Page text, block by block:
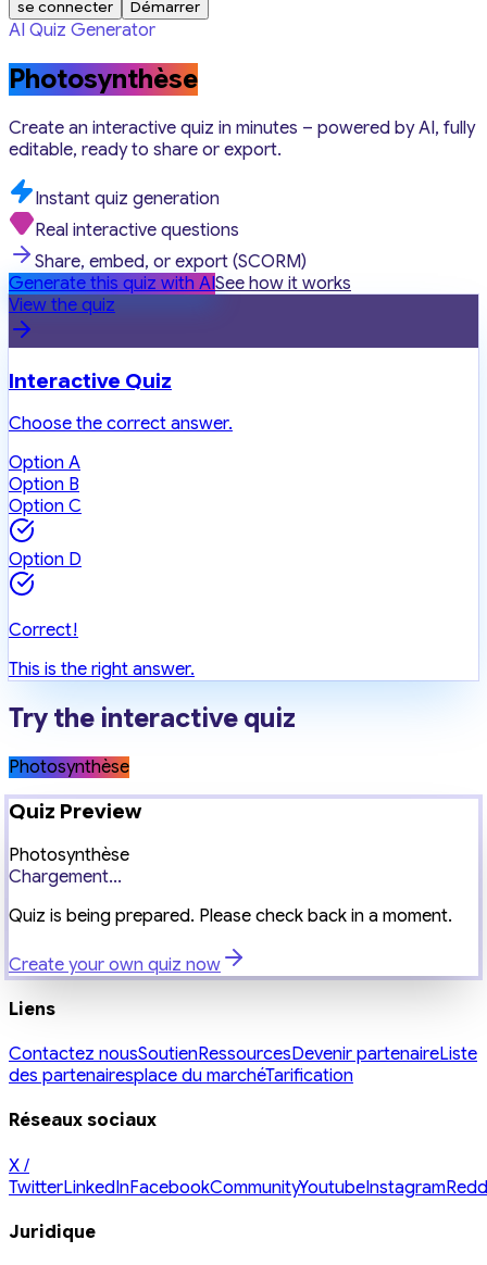
se connecter Démarrer
AI Quiz Generator
Photosynthèse
Create an interactive quiz in minutes – powered by AI, fully
editable, ready to share or export.
Instant quiz generation
Real interactive questions
Share, embed, or export (SCORM)
Generate this quiz with AISee how it works
View the quiz
Interactive Quiz
Choose the correct answer.
Option A
Option B
Option C
Option D
Correct!
This is the right answer.
Try the interactive quiz
Photosynthèse
Quiz Preview
Photosynthèse
Chargement...
Quiz is being prepared. Please check back in a moment.
Create your own quiz now
Liens
Contactez nousSoutienRessourcesDevenir partenaireListe
des partenairesplace du marchéTarification
Réseaux sociaux
X /
TwitterLinkedInFacebookCommunityYoutubeInstagram
Juridique